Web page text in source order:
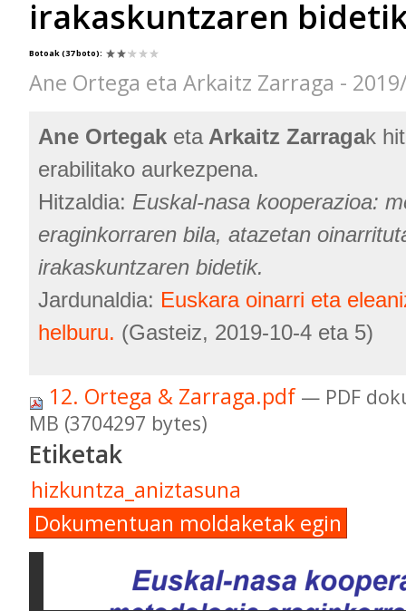
irakaskuntzaren
Botoak(37 boto):
Ane Ortega eta Arkaitz Zarraga -
Ane Ortegak etaArkaitz Zarragak
erabilitako aurkezpena.
Hitzaldia: Euskal-nasa kooperazioa:
eraginkorraren bila, atazetan
irakaskuntzaren bidetik.
Jardunaldia: Euskara oinarri eta
helburu. (Gasteiz, 2019-10-4 eta 5)
12. Ortega & Zarraga.pdf — PDF
MB (3704297 bytes)
Etiketak
hizkuntza_aniztasuna
Dokumentuan moldaketak egin